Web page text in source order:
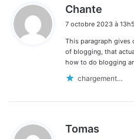
Chante
t
7 octobre 2023 à
This paragraph gives
of blogging, that
how to do blogging
chargement…
Tomas